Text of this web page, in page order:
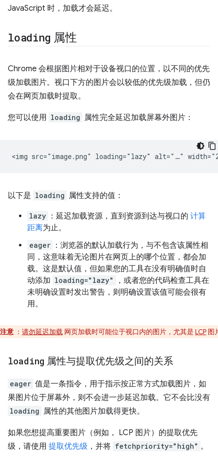
JavaScript 时，加载才会延迟。
loading 属性
Chrome 会根据图片相对于设备视口的位置，以不同的优先
级加载图片。视口下方的图片会以较低的优先级加载，但仍
会在网页加载时提取。
您可以使用 loading 属性完全延迟加载屏幕外图片：
以下是 loading 属性支持的值：
lazy ：延迟加载资源，直到资源到达与视口的 计算
距离为止。
eager ：浏览器的默认加载行为，与不包含该属性相
同，这意味着无论图片在网页上的哪个位置，都会加
载。这是默认值，但如果您的工具在没有明确值时自
动添加 loading="lazy"
，或者您的代码检查工具在
未明确设置时发出警告，则明确设置该值可能会很有
用。
注意 ： 请勿延迟加载 网页加载时可能位于视口内的图片，尤其是 LCP 图
loading 属性与提取优先级之间的关系
eager 值是一条指令，用于指示按正常方式加载图片，如
果图片位于屏幕外，则不会进一步延迟加载。它不会比没有
loading 属性的其他图片加载得更快。
如果您想提高重要图片（例如， LCP 图片）的提取优先
级，请使用 提取优先级 ，并将 fetchpriority="high" 。